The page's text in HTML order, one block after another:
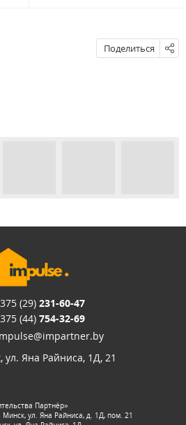
Поделиться
(29) 231-60-47
(44) 754-32-69
ул. Яна Райниса, 1Д, 21
Партнёр»
ул. Яна Райниса, д. 1Д, пом. 21